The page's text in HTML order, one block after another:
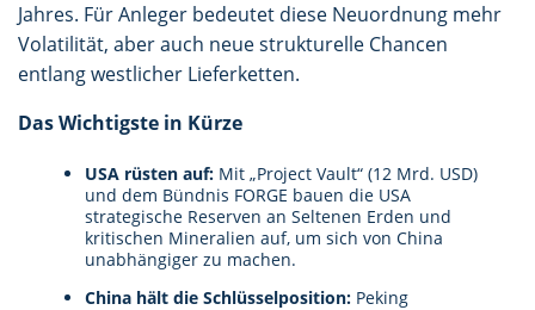
Jahres. Für Anleger bedeutet diese Neuordnung mehr
Volatilität, aber auch neue strukturelle Chancen
entlang westlicher Lieferketten.
Das Wichtigste in Kürze
USA rüsten auf: Mit „Project Vault“ (12 Mrd. USD)
und dem Bündnis FORGE bauen die USA
strategische Reserven an Seltenen Erden und
kritischen Mineralien auf, um sich von China
unabhängiger zu machen.
China hält die Schlüsselposition: Peking